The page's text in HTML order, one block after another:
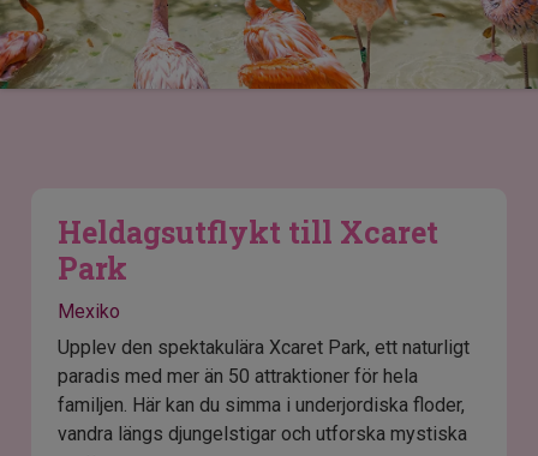
Heldagsutflykt till Xcaret
Park
Mexiko
Upplev den spektakulära Xcaret Park, ett naturligt
paradis med mer än 50 attraktioner för hela
familjen. Här kan du simma i underjordiska floder,
vandra längs djungelstigar och utforska mystiska